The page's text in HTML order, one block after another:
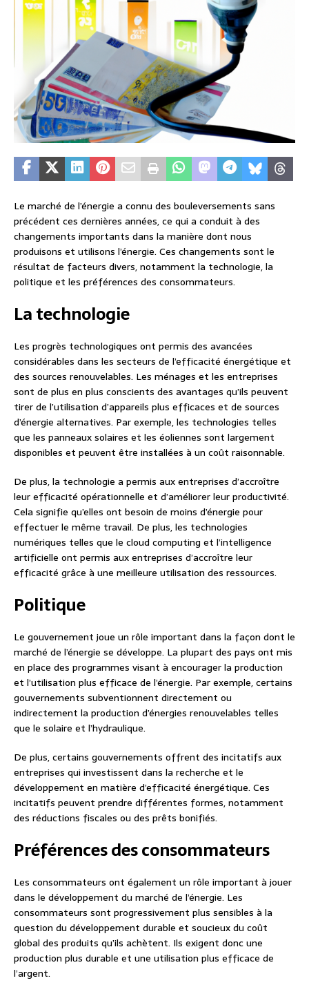
Le marché de l’énergie a connu des bouleversements sans
précédent ces dernières années, ce qui a conduit à des
changements importants dans la manière dont nous
produisons et utilisons l’énergie. Ces changements sont le
résultat de facteurs divers, notamment la technologie, la
politique et les préférences des consommateurs.
La technologie
Les progrès technologiques ont permis des avancées
considérables dans les secteurs de l’efficacité énergétique et
des sources renouvelables. Les ménages et les entreprises
sont de plus en plus conscients des avantages qu’ils peuvent
tirer de l’utilisation d’appareils plus efficaces et de sources
d’énergie alternatives. Par exemple, les technologies telles
que les panneaux solaires et les éoliennes sont largement
disponibles et peuvent être installées à un coût raisonnable.
De plus, la technologie a permis aux entreprises d’accroître
leur efficacité opérationnelle et d’améliorer leur productivité.
Cela signifie qu’elles ont besoin de moins d’énergie pour
effectuer le même travail. De plus, les technologies
numériques telles que le cloud computing et l’intelligence
artificielle ont permis aux entreprises d’accroître leur
efficacité grâce à une meilleure utilisation des ressources.
Politique
Le gouvernement joue un rôle important dans la façon dont le
marché de l’énergie se développe. La plupart des pays ont mis
en place des programmes visant à encourager la production
et l’utilisation plus efficace de l’énergie. Par exemple, certains
gouvernements subventionnent directement ou
indirectement la production d’énergies renouvelables telles
que le solaire et l’hydraulique.
De plus, certains gouvernements offrent des incitatifs aux
entreprises qui investissent dans la recherche et le
développement en matière d’efficacité énergétique. Ces
incitatifs peuvent prendre différentes formes, notamment
des réductions fiscales ou des prêts bonifiés.
Préférences des consommateurs
Les consommateurs ont également un rôle important à jouer
dans le développement du marché de l’énergie. Les
consommateurs sont progressivement plus sensibles à la
question du développement durable et soucieux du coût
global des produits qu’ils achètent. Ils exigent donc une
production plus durable et une utilisation plus efficace de
l’argent.